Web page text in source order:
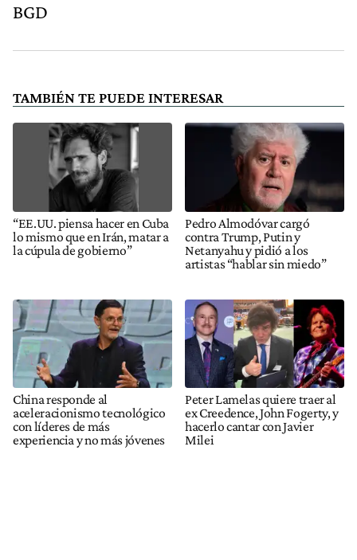
BGD
TAMBIÉN TE PUEDE INTERESAR
“EE.UU. piensa hacer en Cuba
lo mismo que en Irán, matar a
la cúpula de gobierno”
Pedro Almodóvar cargó
contra Trump, Putin y
Netanyahu y pidió a los
artistas “hablar sin miedo”
China responde al
aceleracionismo tecnológico
con líderes de más
experiencia y no más jóvenes
Peter Lamelas quiere traer al
ex Creedence, John Fogerty, y
hacerlo cantar con Javier
Milei